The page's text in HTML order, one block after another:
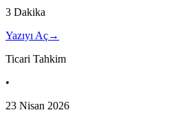
3 Dakika
Yazıyı Aç→
Ticari Tahkim
•
23 Nisan 2026